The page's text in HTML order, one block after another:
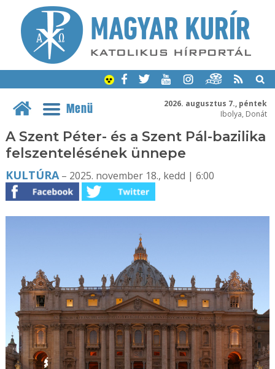
2026. augusztus 7., péntek
Ibolya, Donát
Menü
A Szent Péter- és a Szent Pál-bazilika
felszentelésének ünnepe
KULTÚRA– 2025. november 18., kedd | 6:00